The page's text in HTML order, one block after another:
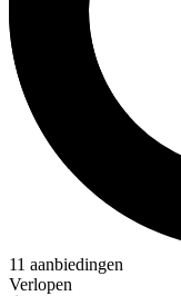
11 aanbiedingen
Verlopen